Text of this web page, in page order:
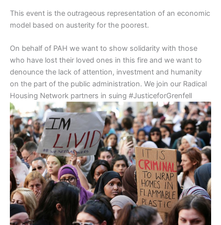
This event is the outrageous representation of an economic
model based on austerity for the poorest.
On behalf of PAH we want to show solidarity with those
who have lost their loved ones in this fire and we want to
denounce the lack of attention, investment and humanity
on the part of the public administration. We join our Radical
Housing Network partners in suing #JusticeforGrenfell